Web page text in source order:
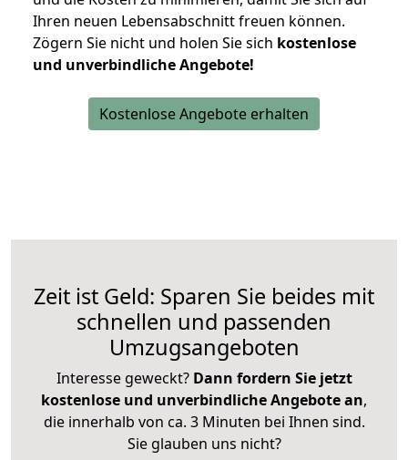
Ihren neuen Lebensabschnitt freuen können.
Zögern Sie nicht und holen Sie sich kostenlose
und unverbindliche Angebote!
Kostenlose Angebote erhalten
Zeit ist Geld: Sparen Sie beides mit
schnellen und passenden
Umzugsangeboten
Interesse geweckt? Dann fordern Sie jetzt
kostenlose und unverbindliche Angebote an,
die innerhalb von ca. 3 Minuten bei Ihnen sind.
Sie glauben uns nicht?